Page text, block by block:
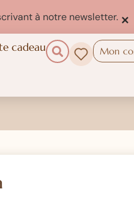
à notre newsletter. ×
cadeau Mon